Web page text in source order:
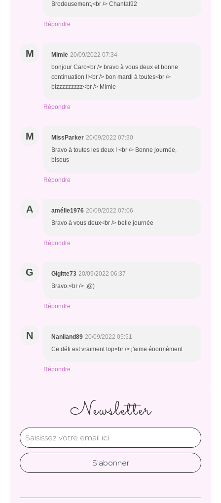
Brodeusement,<br /> Chantal92
Répondre
M Mimie 20/09/2022 07:34
bonjour Caro<br /> bravo à vous deux et bonne
continuation !!<br /> bon mardi à toutes<br />
bizzzzzzzzz<br /> Mimie
Répondre
M MissParker 20/09/2022 07:30
Bravo à toutes les deux ! <br /> Bonne journée,
bisous
Répondre
A amélie1976 20/09/2022 07:06
Bravo à vous deux<br /> belle journée
Répondre
G Gigitte73 20/09/2022 06:37
Bravo.<br /> ;@)
Répondre
N Naniland89 20/09/2022 05:51
Ce défi est vraiment top<br /> j'aime énormément
Répondre
Newsletter